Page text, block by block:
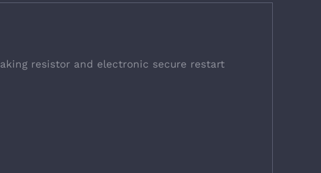
resistor and electronic secure restart